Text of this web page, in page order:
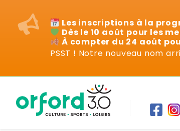
Les inscriptions à la
Dès le 10 août pour les
À compter du 24 août
PSST ! Notre nouveau nom